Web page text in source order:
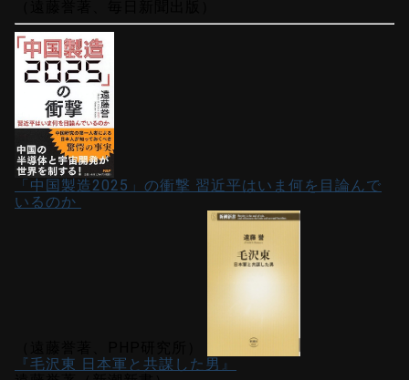
「中国製造2025」の衝撃 習近平はいま何を目論んで
いるのか
『毛沢東 日本軍と共謀した男』